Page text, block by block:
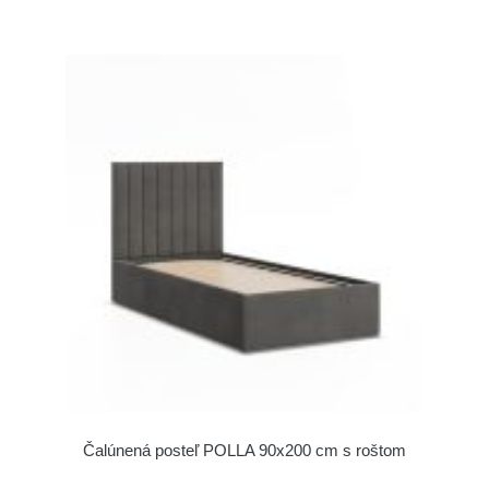
Čalúnená posteľ POLLA 90x200 cm s roštom